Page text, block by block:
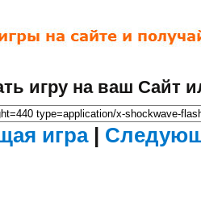
игру на ваш Сайт
игра|